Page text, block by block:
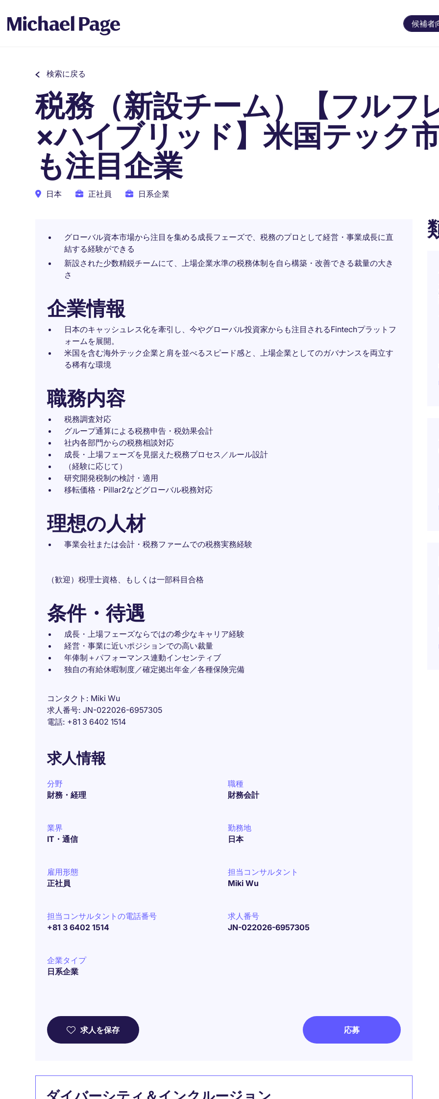
候補者
検索に戻る
税務（新設チーム）【フルフ
×ハイブリッド】米国テック
も注目企業
日本 正社員 日系企業
グローバル資本市場から注目を集める成長フェーズで、税務のプロとして経営・事業成長に直
結する経験ができる
新設された少数精鋭チームにて、上場企業水準の税務体制を自ら構築・改善できる裁量の大き
さ
企業情報
日本のキャッシュレス化を牽引し、今やグローバル投資家からも注目されるFintechプラットフ
ォームを展開。
米国を含む海外テック企業と肩を並べるスピード感と、上場企業としてのガバナンスを両立す
る稀有な環境
職務内容
税務調査対応
グループ通算による税務申告・税効果会計
社内各部門からの税務相談対応
成長・上場フェーズを見据えた税務プロセス／ルール設計
（経験に応じて）
研究開発税制の検討・適用
移転価格・Pillar2などグローバル税務対応
理想の人材
事業会社または会計・税務ファームでの税務実務経験
（歓迎）税理士資格、もしくは一部科目合格
条件・待遇
成長・上場フェーズならではの希少なキャリア経験
経営・事業に近いポジションでの高い裁量
年俸制＋パフォーマンス連動インセンティブ
独自の有給休暇制度／確定拠出年金／各種保険完備
コンタクト
Miki Wu
求人番号 JN-022026-6957305
電話 +81 3 6402 1514
求人情報
分野
財務・経理
職種
財務会計
業界
IT・通信
勤務地
日本
雇用形態
正社員
担当コンサルタント
Miki Wu
担当コンサルタントの電話番号
+81 3 6402 1514
求人番号
JN-022026-6957305
企業タイプ
日系企業
求人を保存 応募